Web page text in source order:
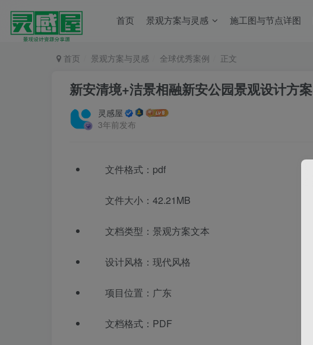
首页 景观方案与灵感 施工图与节点详图
首页 景观方案与灵感 全球优秀案例 正文
新安清境+洁景相融新安公园景观设计方案
灵感屋
3年前发布
文件格式：pdf
文件大小：42.21MB
文档类型：景观方案文本
设计风格：现代风格
项目位置：广东
文档格式：PDF